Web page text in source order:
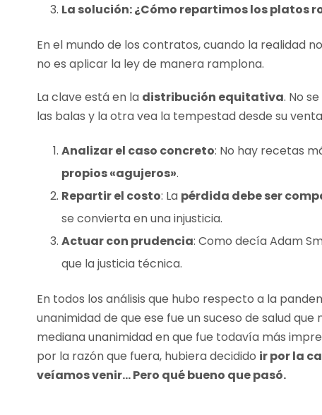
La solución: ¿Cómo repartimos los platos
En el mundo de los contratos, cuando la realidad
no es aplicar la ley de manera ramplona.
La clave está en la distribución equitativa. No
las balas y la otra vea la tempestad desde su
Analizar el caso concreto: No hay recetas
propios «agujeros».
Repartir el costo: La pérdida debe ser
se convierta en una injusticia.
Actuar con prudencia: Como decía Adam
que la justicia técnica.
En todos los análisis que hubo respecto a la
unanimidad de que ese fue un suceso de salud
mediana unanimidad en que fue todavía más
por la razón que fuera, hubiera decidido ir por la
veíamos venir… Pero qué bueno que pasó.